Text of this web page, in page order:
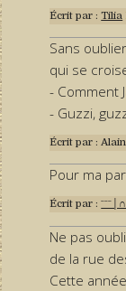
Écrit par :Tilia
Sans
qui se
- Comment
- Guzzi,
Écrit par :
Pour ma
Écrit par :
Ne pas
de la rue
Cette